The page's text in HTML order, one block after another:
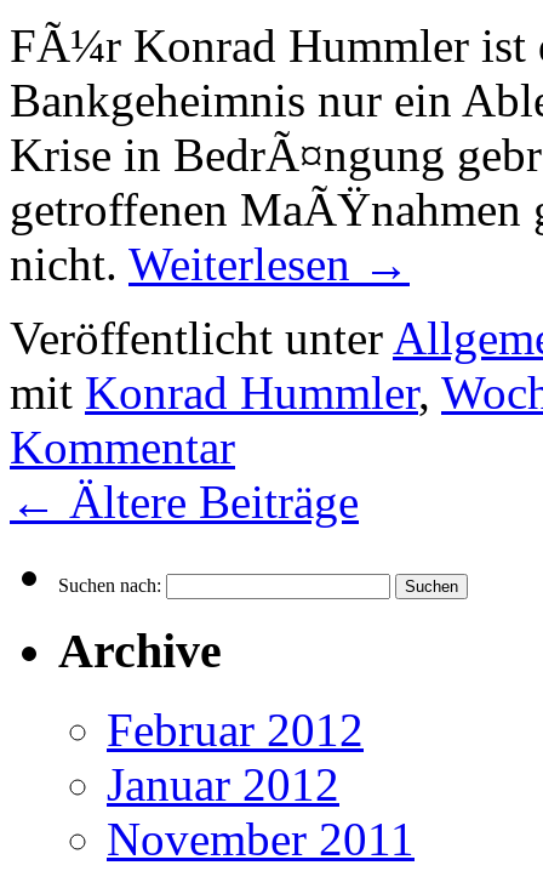
FÃ¼r Konrad Hummler ist
Bankgeheimnis nur ein
Krise in BedrÃ¤ngung
getroffenen MaÃŸnahmen
nicht. Weiterlesen →
Veröffentlicht unter
mit Konrad Hummler,
Kommentar
← Ältere Beiträge
Suchen nach:
Archive
Februar 2012
Januar 2012
November 2011